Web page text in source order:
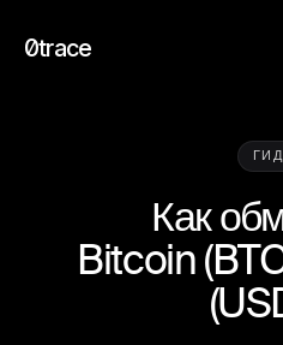
0trace
ГИД
Как
Bitcoin(
(